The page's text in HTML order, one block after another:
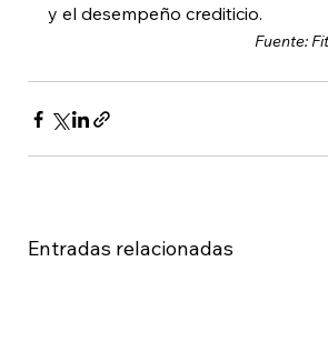
y el desempeño crediticio.
Fuente:
Entradas relacionadas